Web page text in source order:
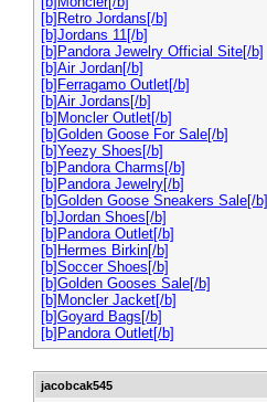
[b]Retro Jordans[/b]
[b]Jordans 11[/b]
[b]Pandora Jewelry Official Site[/b]
[b]Air Jordan[/b]
[b]Ferragamo Outlet[/b]
[b]Air Jordans[/b]
[b]Moncler Outlet[/b]
[b]Golden Goose For Sale[/b]
[b]Yeezy Shoes[/b]
[b]Pandora Charms[/b]
[b]Pandora Jewelry[/b]
[b]Golden Goose Sneakers Sale[/b]
[b]Jordan Shoes[/b]
[b]Pandora Outlet[/b]
[b]Hermes Birkin[/b]
[b]Soccer Shoes[/b]
[b]Golden Gooses Sale[/b]
[b]Moncler Jacket[/b]
[b]Goyard Bags[/b]
[b]Pandora Outlet[/b]
jacobcak545